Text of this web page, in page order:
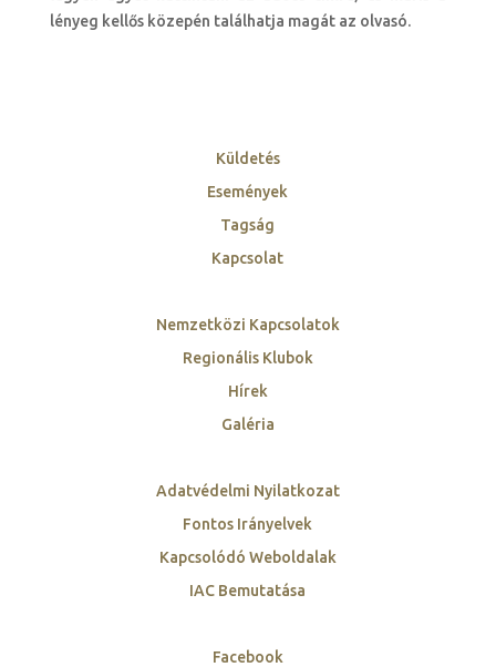
lényeg kellős közepén találhatja magát az olvasó.
Küldetés
Események
Tagság
Kapcsolat
Nemzetközi Kapcsolatok
Regionális Klubok
Hírek
Galéria
Adatvédelmi Nyilatkozat
Fontos Irányelvek
Kapcsolódó Weboldalak
IAC Bemutatása
Facebook